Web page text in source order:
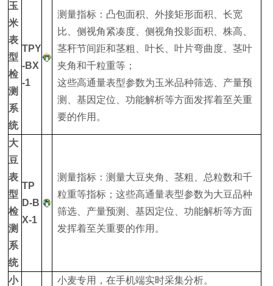
玉
米
表
型
检
测
系
统
TPY
-BX
-1
测量指标：凸包面积、外接矩形面积、长宽
比、侧视角紧凑度、侧视角投影面积、株高、
茎秆节间距和茎粗、叶长、叶片弯曲度、茎叶
夹角和千粒重等；
这些高通量表型参数为玉米品种筛选、产量预
测、基因定位、功能解析等方面发挥着至关重
要的作用。
大
豆
表
型
检
测
系
统
TP
D-B
X-1
测量指标：测量大豆夹角、茎粗、总粒数和千
粒重等指标；这些高通量表型参数为大豆品种
筛选、产量预测、基因定位、功能解析等方面
发挥着至关重要的作用。
小
小麦专用，在手机端实时采集分析。